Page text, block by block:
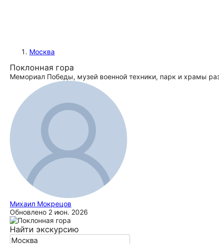
Москва
Поклонная гора
Мемориал Победы, музей военной техники, парк и храмы
Михаил Мокрецов
Обновлено 2 июн. 2026
Найти экскурсию